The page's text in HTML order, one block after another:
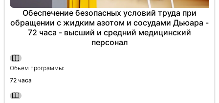
Обеспечение безопасных условий труда при
обращении с жидким азотом и сосудами Дьюара -
72 часа - высший и средний медицинский
персонал
Обьем программы:
72 часа